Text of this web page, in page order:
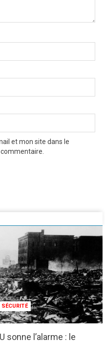
et mon site dans le
SÉCURITÉ
sonne l’alarme : le